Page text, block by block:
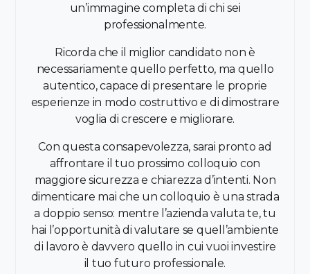
un’immagine completa di chi sei
professionalmente.
Ricorda che il miglior candidato non è
necessariamente quello perfetto, ma quello
autentico, capace di presentare le proprie
esperienze in modo costruttivo e di dimostrare
voglia di crescere e migliorare.
Con questa consapevolezza, sarai pronto ad
affrontare il tuo prossimo colloquio con
maggiore sicurezza e chiarezza d’intenti. Non
dimenticare mai che un colloquio è una strada
a doppio senso: mentre l’azienda valuta te, tu
hai l’opportunità di valutare se quell’ambiente
di lavoro è davvero quello in cui vuoi investire
il tuo futuro professionale.